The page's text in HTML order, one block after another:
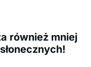
również mniej